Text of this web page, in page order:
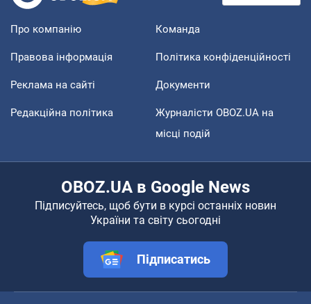
Про компанію Команда
Правова інформація Політика конфіденційності
Реклама на сайті Документи
Редакційна політика
Журналісти OBOZ.UA на
місці подій
OBOZ.UA в Google News
Підписуйтесь, щоб бути в курсі останніх новин
України та світу сьогодні
Підписатись